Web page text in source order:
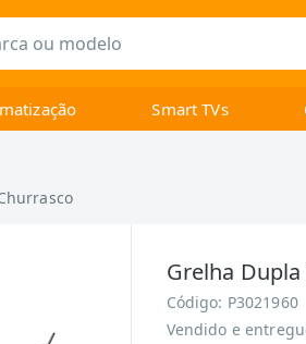
Smart TVs
Grelha
Código: P3021960
Vendido e